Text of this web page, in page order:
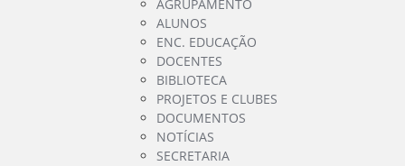
AGRUPAMENTO
ALUNOS
ENC. EDUCAÇÃO
DOCENTES
BIBLIOTECA
PROJETOS E CLUBES
DOCUMENTOS
NOTÍCIAS
SECRETARIA